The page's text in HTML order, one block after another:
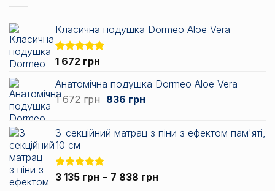
Класична подушка Dormeo Aloe Vera
Оцінено в
з 5
1 672 грн
Анатомічна подушка Dormeo Aloe Vera
1 672грн Оригінальна
672 грн.
836 грнПоточна
3-секційний матрац з піни з ефектом пам'яті,
10 см
Оцінено в
з 5
3 135 грн – 7 838 грн